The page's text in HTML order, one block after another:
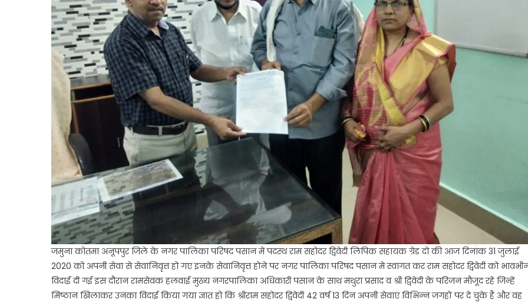
जमुना कोतमा अनूपपुर जिले के नगर पालिका परिषद पसान में पदस्थ राम सहोदर द्विवेदी लिपिक सहायक ग्रेड दो की आज दिनांक 31 जुलाई
2020 को अपनी सेवा से सेवानिवृत्त हो गए इनके सेवानिवृत्त होने पर नगर पालिका परिषद पसान मे स्वागत कर राम सहोदर द्विवेदी को
विदाई दी गई इस दौरान रामसेवक हलवाई मुख्य नगरपालिका अधिकारी पसान के साथ मथुरा प्रसाद व श्री द्विवेदी के परिजन मौजूद रहे जिन्हें
मिष्ठान खिलाकर उनका विदाई किया गया ज्ञात हो कि श्रीराम सहोदर द्विवेदी 42 वर्ष 13 दिन अपनी सेवाएं विभिन्न जगहों पर दे चुके हैं और वह